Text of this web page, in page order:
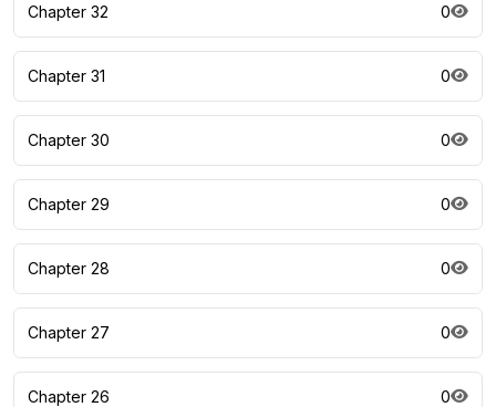
Chapter 32 0
Chapter 31 0
Chapter 30 0
Chapter 29 0
Chapter 28 0
Chapter 27 0
Chapter 26 0